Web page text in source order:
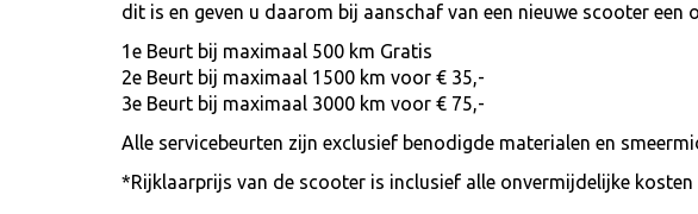
dit is en geven u daarom bij aanschaf van een nieuwe scooter
1e Beurt bij maximaal 500 km Gratis
2e Beurt bij maximaal 1500 km voor € 35,-
3e Beurt bij maximaal 3000 km voor € 75,-
Alle servicebeurten zijn exclusief benodigde materialen en
*Rijklaarprijs van de scooter is inclusief alle onvermijdelijke